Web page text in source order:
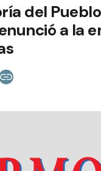
del
a la